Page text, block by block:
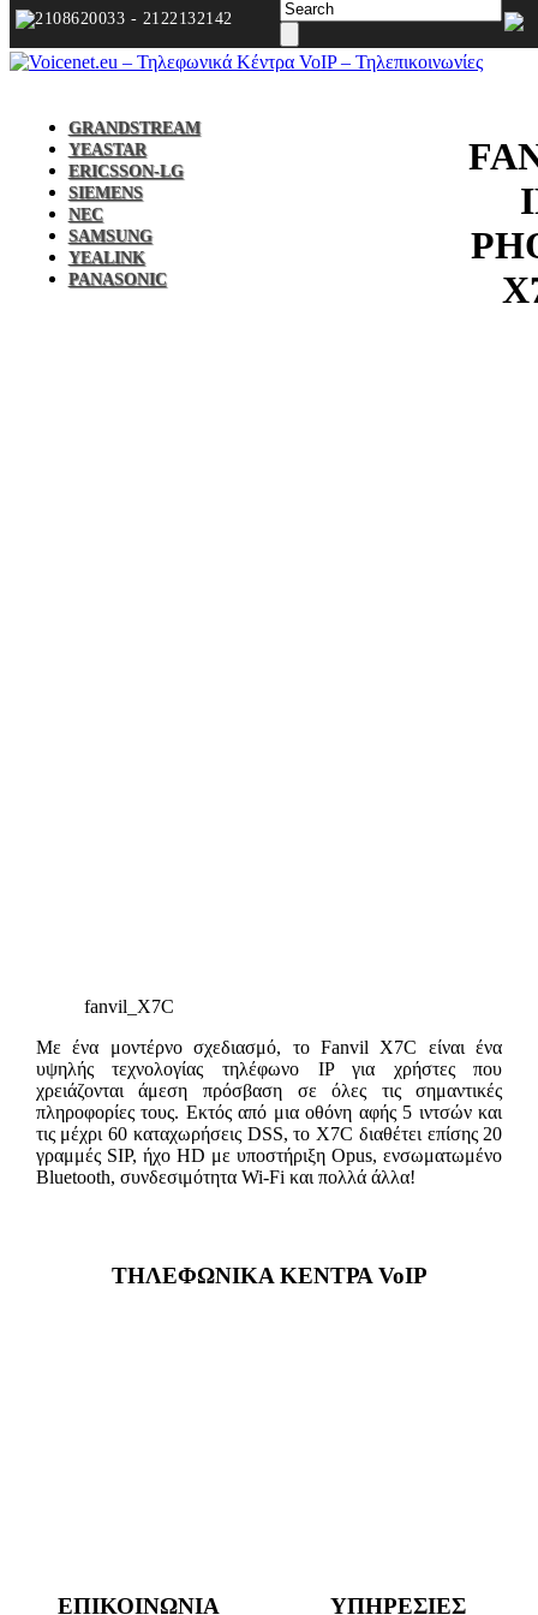
2108620033 - 2122132142
GRANDSTREAM
YEASTAR
ERICSSON-LG
SIEMENS
NEC
SAMSUNG
YEALINK
PANASONIC
fanvil_X7C
Με ένα μοντέρνο σχεδιασμό, το Fanvil X7C είναι ένα
υψηλής τεχνολογίας τηλέφωνο IP για χρήστες που
χρειάζονται άμεση πρόσβαση σε όλες τις σημαντικές
πληροφορίες τους. Εκτός από μια οθόνη αφής 5 ιντσών και
τις μέχρι 60 καταχωρήσεις DSS, το X7C διαθέτει επίσης 20
γραμμές SIP, ήχο HD με υποστήριξη Opus, ενσωματωμένο
Bluetooth, συνδεσιμότητα Wi-Fi και πολλά άλλα!
ΤΗΛΕΦΩΝΙΚΑ ΚΕΝΤΡΑ VoIP
ΕΠΙΚΟΙΝΩΝΙΑ ΥΠΗΡΕΣΙΕΣ